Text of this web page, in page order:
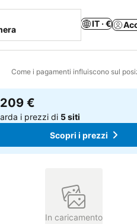
IT · €
Come i pagamenti influiscono sul
preferiti
209 €
i prezzi di 5 siti
Scopri i prezzi
In caricamento